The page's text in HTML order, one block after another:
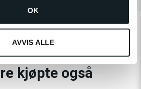
OK
AVVIS ALLE
så også på
kjøpte også